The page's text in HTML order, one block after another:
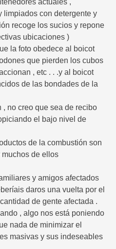
limpiados con detergente y
recoge los sucios y repone
ubicaciones )
la foto obedece al boicot
que pierden los cubos
, etc . . .y al boicot
de las bondades de la
no creo que sea de recibo
el bajo nivel de
de la combustión son
de ellos
y amigos afectados
daros una vuelta por el
de gente afectada .
, algo nos está poniendo
nada de minimizar el
masivas y sus indeseables